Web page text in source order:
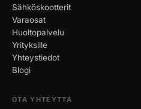
Sähköskootterit
Varaosat
Huoltopalvelu
Yrityksille
Yhteystiedot
Blogi
OTA YHTEYTTÄ